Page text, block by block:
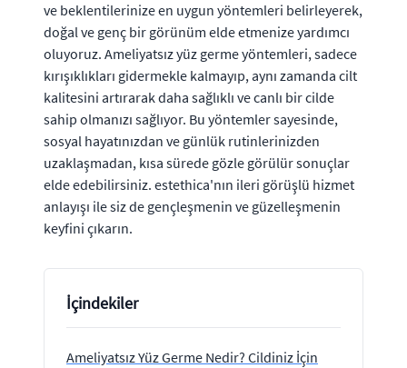
ve beklentilerinize en uygun yöntemleri belirleyerek,
doğal ve genç bir görünüm elde etmenize yardımcı
oluyoruz. Ameliyatsız yüz germe yöntemleri, sadece
kırışıklıkları gidermekle kalmayıp, aynı zamanda cilt
kalitesini artırarak daha sağlıklı ve canlı bir cilde
sahip olmanızı sağlıyor. Bu yöntemler sayesinde,
sosyal hayatınızdan ve günlük rutinlerinizden
uzaklaşmadan, kısa sürede gözle görülür sonuçlar
elde edebilirsiniz. estethica'nın ileri görüşlü hizmet
anlayışı ile siz de gençleşmenin ve güzelleşmenin
keyfini çıkarın.
İçindekiler
Ameliyatsız Yüz Germe Nedir? Cildiniz İçin